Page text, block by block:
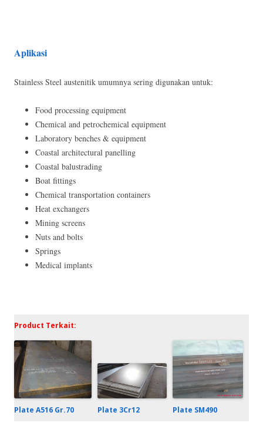
Aplikasi
Stainless Steel austenitik umumnya sering digunakan untuk:
Food processing equipment
Chemical and petrochemical equipment
Laboratory benches & equipment
Coastal architectural panelling
Coastal balustrading
Boat fittings
Chemical transportation containers
Heat exchangers
Mining screens
Nuts and bolts
Springs
Medical implants
Product Terkait:
Plate A516 Gr.70 Plate 3Cr12 Plate SM490